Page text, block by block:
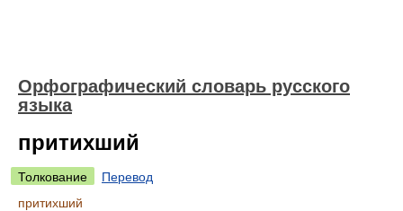
Орфографический словарь русского
языка
притихший
Толкование
Перевод
притихший